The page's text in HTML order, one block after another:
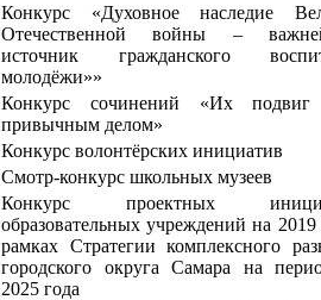
Конкурс «Духовное наследие
Отечественной войны –
источник гражданского
молодёжи»»
Конкурс сочинений «Их подвиг
привычным делом»
Конкурс волонтёрских инициатив
Смотр-конкурс школьных музеев
Конкурс проектных
образовательных учреждений на 2019
рамках Стратегии комплексного
городского округа Самара на
2025 года